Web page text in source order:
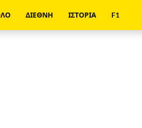
ΔΙΕΘΝΗ ΙΣΤΟΡΙΑ F1